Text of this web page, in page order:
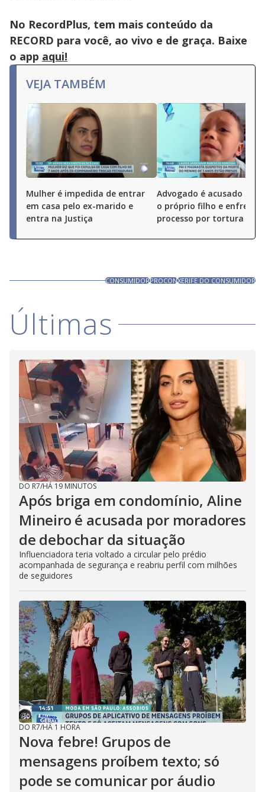
No RecordPlus, tem mais conteúdo da
RECORD para você, ao vivo e de graça. Baixe
o app aqui!
VEJA TAMBÉM
Mulher é impedida de entrar
em casa pelo ex-marido e
entra na Justiça
Advogado é acusado de
o próprio filho e enfrenta
processo por tortura
CONSUMIDORPROCONXERIFE DO CONSUMIDOR
Últimas
DO R7/HÁ 19 MINUTOS
Após briga em condomínio, Aline
Mineiro é acusada por moradores
de debochar da situação
Influenciadora teria voltado a circular pelo prédio
acompanhada de segurança e reabriu perfil com milhões
de seguidores
DO R7/HÁ 1 HORA
Nova febre! Grupos de
mensagens proíbem texto; só
pode se comunicar por áudio